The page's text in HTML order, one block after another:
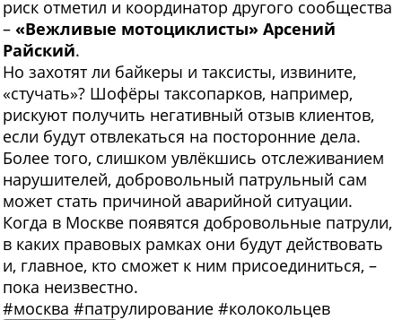
риск отметил и координатор другого сообщества
– «Вежливые мотоциклисты» Арсений
Райский.
Но захотят ли байкеры и таксисты, извините,
«стучать»? Шофёры таксопарков, например,
рискуют получить негативный отзыв клиентов,
если будут отвлекаться на посторонние дела.
Более того, слишком увлёкшись отслеживанием
нарушителей, добровольный патрульный сам
может стать причиной аварийной ситуации.
Когда в Москве появятся добровольные патрули,
в каких правовых рамках они будут действовать
и, главное, кто сможет к ним присоединиться, –
пока неизвестно.
#москва #патрулирование #колокольцев